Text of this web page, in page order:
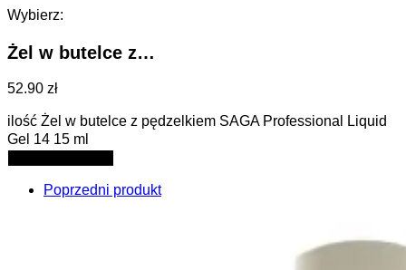
Wybierz:
Żel w butelce z…
52.90 zł
ilość Żel w butelce z pędzelkiem SAGA Professional Liquid
Gel 14 15 ml
Poprzedni produkt